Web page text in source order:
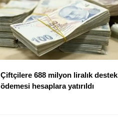
Çiftçilere 688 milyon liralık destek
ödemesi hesaplara yatırıldı